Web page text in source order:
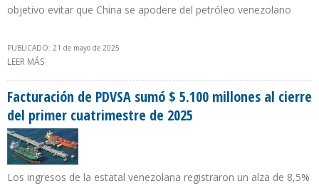
objetivo evitar que China se apodere del petróleo venezolano
PUBLICADO: 21 de mayo de 2025
LEER MÁS
Facturación de PDVSA sumó $ 5.100 millones al cierre
del primer cuatrimestre de 2025
Los ingresos de la estatal venezolana registraron un alza de 8,5%